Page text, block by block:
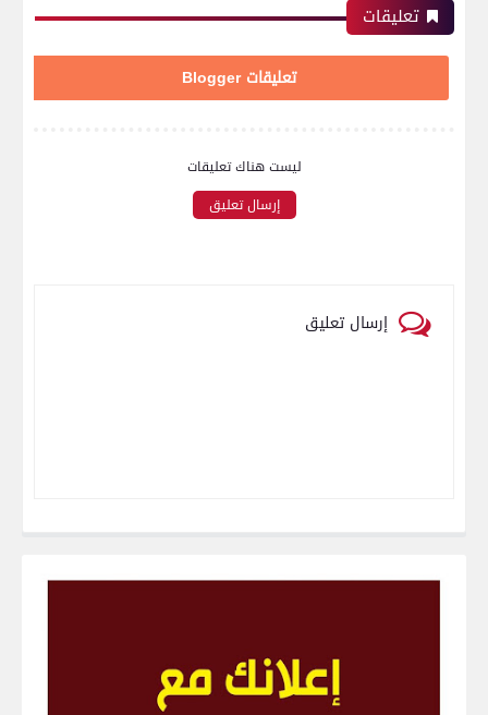
تعليقات
تعليقات Blogger
ليست هناك تعليقات
إرسال تعليق
إرسال تعليق